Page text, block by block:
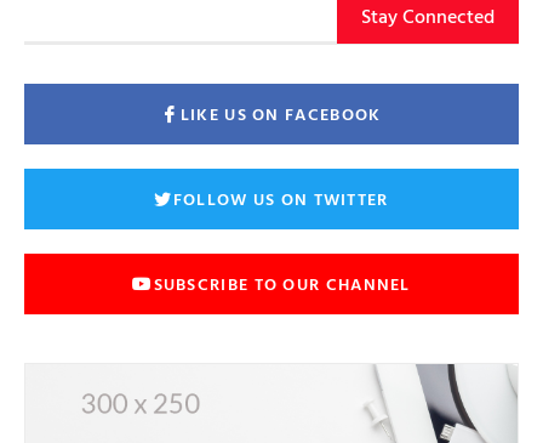
Stay Connected
LIKE US ON FACEBOOK
FOLLOW US ON TWITTER
SUBSCRIBE TO OUR CHANNEL